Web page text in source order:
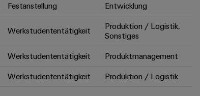
Festanstellung Entwicklung
Werkstudententätigkeit
Produktion / Logistik,
Sonstiges
Werkstudententätigkeit
Produktmanagement
Werkstudententätigkeit Produktion / Logistik